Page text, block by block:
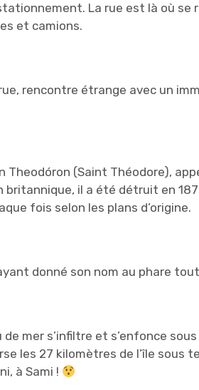
La rue est là où
et camions.
rencontre étrange avec un
Theodóron (Saint Théodore),
britannique, il a été détruit en
fois selon les plans d’origine.
donné son nom au phare
de mer s’infiltre et s’enfonce
les 27 kilomètres de l’île sous
à Sami !